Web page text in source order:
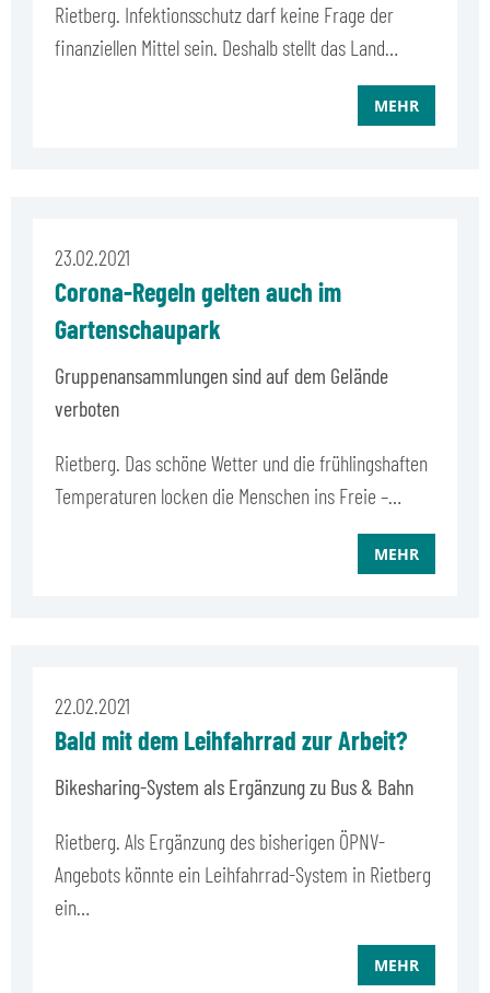
Rietberg. Infektionsschutz darf keine Frage der
finanziellen Mittel sein. Deshalb stellt das Land…
MEHR
23.02.2021
Corona-Regeln gelten auch im
Gartenschaupark
Gruppenansammlungen sind auf dem Gelände
verboten
Rietberg. Das schöne Wetter und die frühlingshaften
Temperaturen locken die Menschen ins Freie –…
MEHR
22.02.2021
Bald mit dem Leihfahrrad zur Arbeit?
Bikesharing-System als Ergänzung zu Bus & Bahn
Rietberg. Als Ergänzung des bisherigen ÖPNV-
Angebots könnte ein Leihfahrrad-System in Rietberg
ein…
MEHR